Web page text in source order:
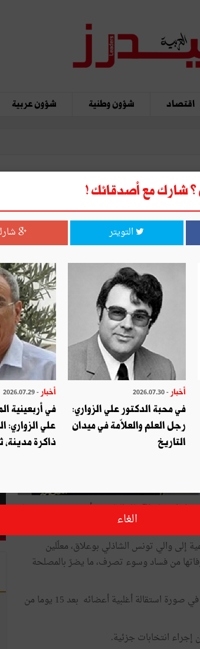
اقتصاد شؤون وطنية شؤون عربية
أعلن يوم الثلاثاء 23 أفريل 2019 والي تونس حلّ المجلس البلدي لبلدية باردو إثر انقضاء الآجال القانونية أمس بمرور 15 يوما
18 مارس 2019 رسالة استقالة جماعية إلى والي تونس الشاذلي بوعلاق، معلّلين
من فساد وسوء تصرف، ما يضرّ بالمصلحة
ووفق الفصل 205 من مجلّة الجماعات المحلية يصبح المجلس البلدي منحلّا في صورة استقالة أغلبية أعضائه بعد 15 يوما من
شارك مع أصدقائك !
التويتر
أخبار - 2026.07.30
في محبة الدكتور علي الزواري:
رجل العلم والعلاّمة في ميدان
التاريخ
أخبار - 2026.07.29
في أربعينية
علي الزواري:
ذاكرة
الغاء